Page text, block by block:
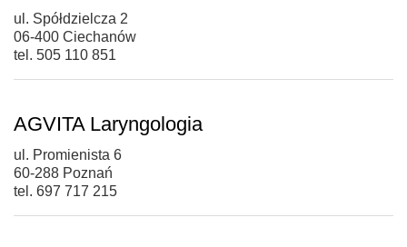
ul. Spółdzielcza 2
06-400 Ciechanów
tel. 505 110 851
AGVITA Laryngologia
ul. Promienista 6
60-288 Poznań
tel. 697 717 215